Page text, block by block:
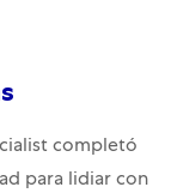
completó
para lidiar con